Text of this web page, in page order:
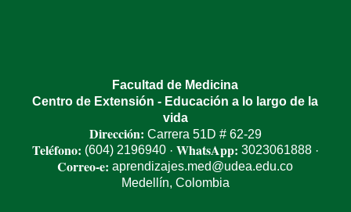
Facultad de Medicina
Centro de Extensión - Educación a lo largo de la
vida
Dirección: Carrera 51D # 62-29
Teléfono: (604) 2196940· WhatsApp: 3023061888·
Correo-e: aprendizajes.med@udea.edu.co
Medellín, Colombia